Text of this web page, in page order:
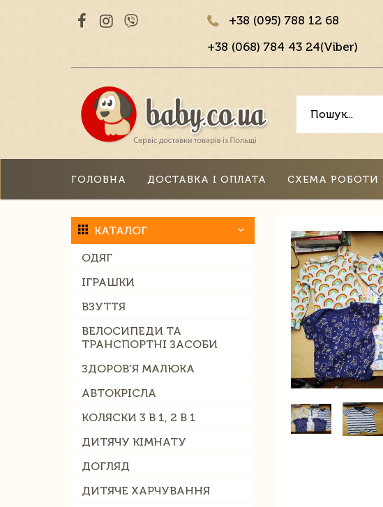
+38 (095) 788 12 68
+38 (068) 784 43 24(Viber)
ГОЛОВНА ДОСТАВКА І ОПЛАТА СХЕМА РОБОТИ
КАТАЛОГ
ОДЯГ
ІГРАШКИ
ВЗУТТЯ
ВЕЛОСИПЕДИ ТА
ТРАНСПОРТНІ ЗАСОБИ
ЗДОРОВ'Я МАЛЮКА
АВТОКРІСЛА
КОЛЯСКИ 3 В 1, 2 В 1
ДИТЯЧУ КІМНАТУ
ДОГЛЯД
ДИТЯЧЕ ХАРЧУВАННЯ